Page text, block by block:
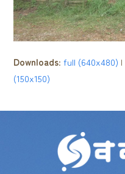
Downloads:full (640x480) |
(150x150)